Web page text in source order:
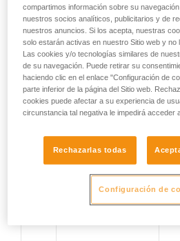
1
Protección contra los
cuerpos sólidos de
diámetro superior a
50 mm
2
Protección contra los
cuerpos sólidos de
de
Protección contra los
cuerpos sólidos de
diámetro superior a
compartimos información sobre su
nuestros socios analíticos, publicitarios y de
nuestros anuncios. Si los acepta, nuestras
solo estarán activas en nuestro Sitio web y no
Las cookies y/o tecnologías similares de
de su navegación. Puede retirar su
haciendo clic en el enlace "Configuración de
parte inferior de la página del Sitio web.
cookies puede afectar a su experiencia de
circunstancia tal negativa le impedirá acceder
Rechazarlas todas
Configuración de